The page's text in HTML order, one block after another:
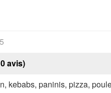
avis)
kebabs, paninis, pizza,